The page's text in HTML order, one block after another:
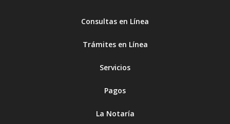
Consultas en Línea
Trámites en Línea
Servicios
Pagos
La Notaría